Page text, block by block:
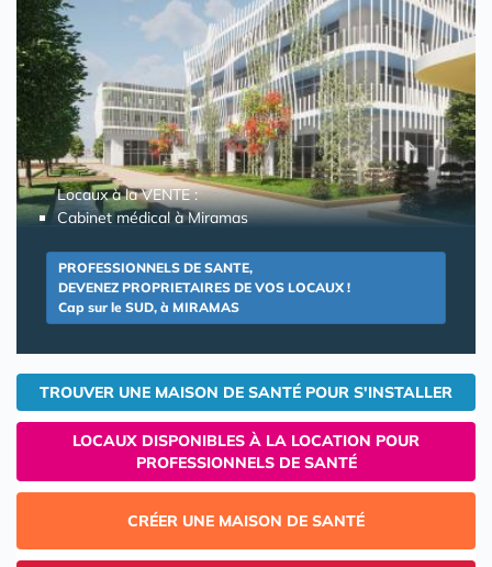
Locaux à la VENTE :
Cabinet médical à Miramas
PROFESSIONNELS DE SANTE,
DEVENEZ PROPRIETAIRES DE VOS LOCAUX !
Cap sur le SUD, à MIRAMAS
TROUVER UNE MAISON DE SANTÉ POUR S'INSTALLER
LOCAUX DISPONIBLES À LA LOCATION POUR
PROFESSIONNELS DE SANTÉ
CRÉER UNE MAISON DE SANTÉ